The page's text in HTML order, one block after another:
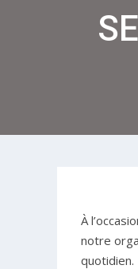
À
notre
quotidien.